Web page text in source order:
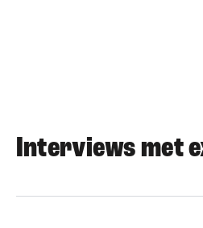
Interviews met